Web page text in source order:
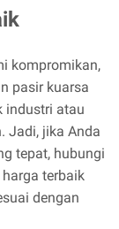
kompromikan,
pasir kuarsa
industri atau
Jadi, jika Anda
tepat, hubungi
terbaik
dengan